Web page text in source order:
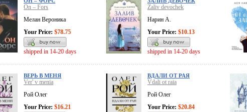
On – Fors
Мелан Вероника
Your Price: $78.75
shipped in 14-20 days
Zaliv devochek
Нарин А.
Your Price: $10.13
shipped in 14-20 days
ВЕРЬ В МЕНЯ
Ver' v menia
Рой Олег
Your Price: $16.21
ВДАЛИ ОТ РАЯ
Vdali ot raia
Рой Олег
Your Price: $20.84